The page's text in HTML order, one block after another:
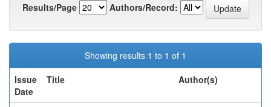
Results/Page
Authors/Record:
Showing results 1 to 1 of 1
Issue
Date
Title Author(s)